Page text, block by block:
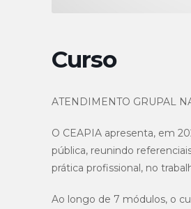
Curso
ATENDIMENTO GRUPAL
O CEAPIA apresenta, em
pública, reunindo
prática profissional, no
Ao longo de 7 módulos, o